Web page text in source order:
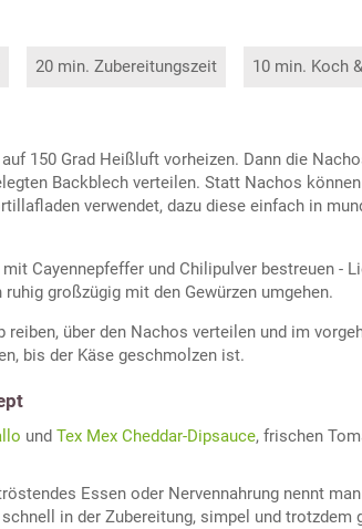
20 min. Zubereitungszeit 10 min. Koch
150 Grad Heißluft vorheizen. Dann die
Backblech verteilen. Statt Nachos
verwendet, dazu diese einfach in
Cayennepfeffer und Chilipulver bestreuen -
ruhig großzügig mit den Gewürzen umgehen.
reiben, über den Nachos verteilen und im
bis der Käse geschmolzen ist.
und Tex Mex Cheddar-Dipsauce, frischen
Essen oder Nervennahrung nennt
in der Zubereitung, simpel und trotzdem